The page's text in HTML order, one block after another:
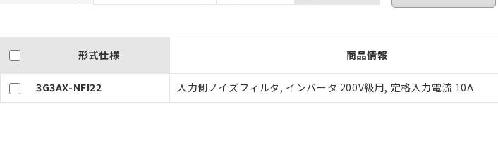
形式仕様 商品情報
3G3AX-NFI22 入力側ノイズフィルタ, インバータ 200V級用, 定格入力電流 10A
以下の条件をお読みいただき、同意のうえご利用ください。
本サービスは、当社制御機器事業取扱商品の当社在
くものです。